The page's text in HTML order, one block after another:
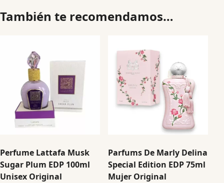
También te recomendamos…
Perfume Lattafa Musk
Sugar Plum EDP 100ml
Unisex Original
Parfums De Marly Delina
Special Edition EDP 75ml
Mujer Original